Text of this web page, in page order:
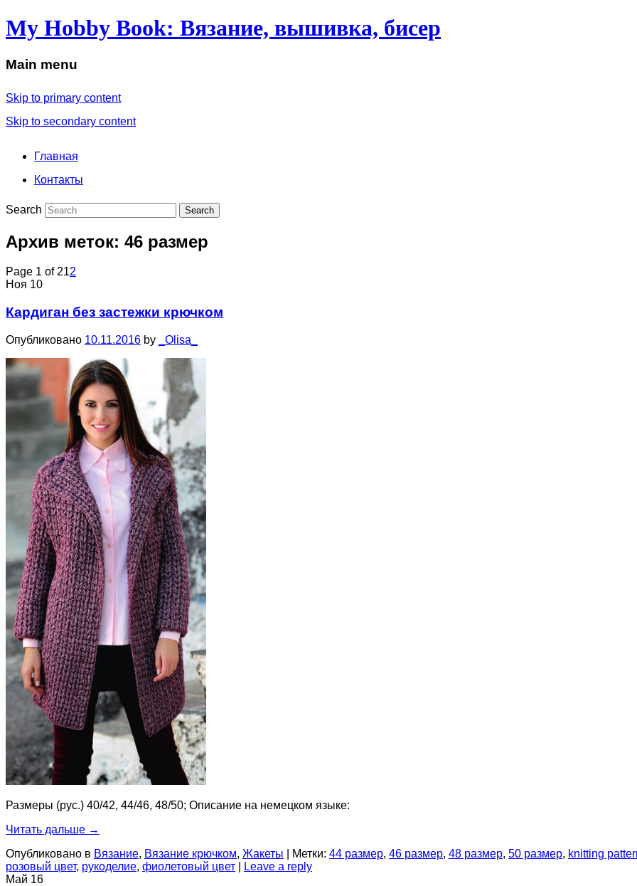
My Hobby Book: Вязание, вышивка, бисер
Main menu
Skip to primary content
Skip to secondary content
Главная
Контакты
Search
Архив меток: 46 размер
Page 1 of 212
Ноя 10
Кардиган без застежки крючком
Опубликовано 10.11.2016 by _Olisa_
Размеры (рус.) 40/42, 44/46, 48/50; Описание на немецком языке:
Читать дальше →
Опубликовано в Вязание, Вязание крючком, Жакеты Метки: 44 размер, 46 размер, 48 размер, 50 размер, knitting
розовый цвет, рукоделие, фиолетовый цвет
Leave a reply
Май 16